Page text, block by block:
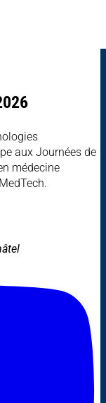
aux Journées de
médecine